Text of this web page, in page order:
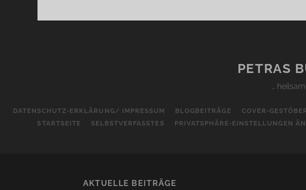
PETRAS
…
DATENSCHUTZ-ERKLÄRUNG/ IMPRESSUM BLOGBEITRÄGE COVER-
STARTSEITE
SELBSTVERFASSTES PRIVATSPHÄRE-EINSTELLUNGEN
AKTUELLE BEITRÄGE